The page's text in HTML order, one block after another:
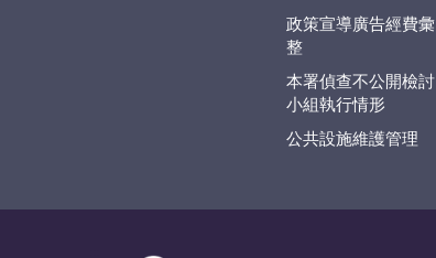
政策宣導廣告經費彙
整
本署偵查不公開檢討
小組執行情形
公共設施維護管理